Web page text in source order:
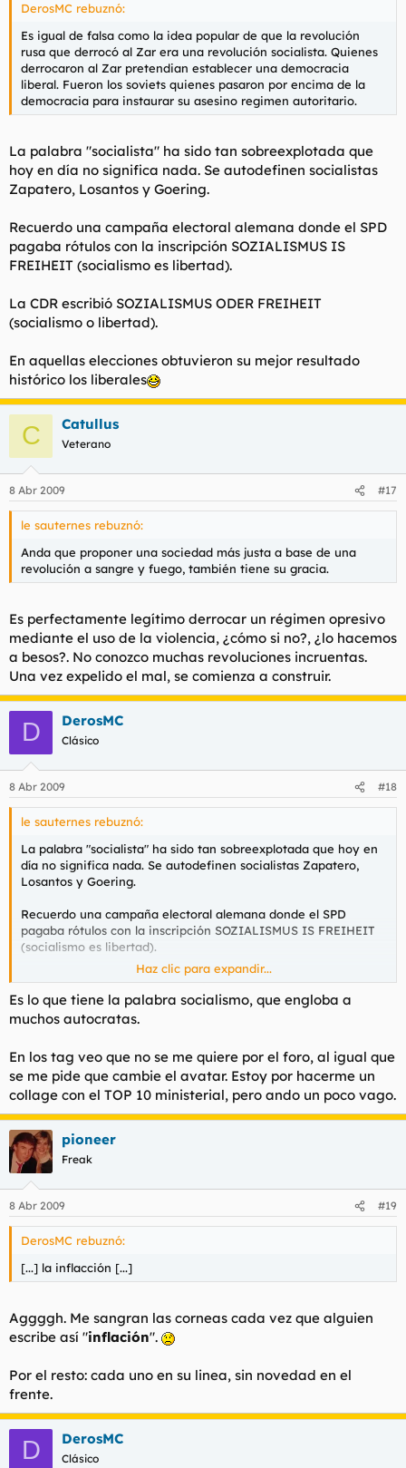
DerosMC rebuznó:
Es igual de falsa como la idea popular de que la revolución
rusa que derrocó al Zar era una revolución socialista. Quienes
derrocaron al Zar pretendian establecer una democracia
liberal. Fueron los soviets quienes pasaron por encima de la
democracia para instaurar su asesino regimen autoritario.
La palabra "socialista" ha sido tan sobreexplotada que
hoy en día no significa nada. Se autodefinen socialistas
Zapatero, Losantos y Goering.
Recuerdo una campaña electoral alemana donde el SPD
pagaba rótulos con la inscripción SOZIALISMUS IS
FREIHEIT (socialismo es libertad).
La CDR escribió SOZIALISMUS ODER FREIHEIT
(socialismo o libertad).
En aquellas elecciones obtuvieron su mejor resultado
histórico los liberales
C Catullus
Veterano
8 Abr 2009 #17
le sauternes rebuznó:
Anda que proponer una sociedad más justa a base de una
revolución a sangre y fuego, también tiene su gracia.
Es perfectamente legítimo derrocar un régimen opresivo
mediante el uso de la violencia, ¿cómo si no?, ¿lo hacemos
a besos?. No conozco muchas revoluciones incruentas.
Una vez expelido el mal, se comienza a construir.
D DerosMC
Clásico
8 Abr 2009 #18
le sauternes rebuznó:
La palabra "socialista" ha sido tan sobreexplotada que hoy en
día no significa nada. Se autodefinen socialistas Zapatero,
Losantos y Goering.
Recuerdo una campaña electoral alemana donde el SPD
pagaba rótulos con la inscripción SOZIALISMUS IS FREIHEIT
(socialismo es libertad).
La CDR escribió SOZIALISMUS ODER FREIHEIT (socialismo o
libertad).
En aquellas elecciones obtuvieron su mejor resultado histórico
Haz clic para expandir...
Es lo que tiene la palabra socialismo, que engloba a
muchos autocratas.
En los tag veo que no se me quiere por el foro, al igual que
se me pide que cambie el avatar. Estoy por hacerme un
collage con el TOP 10 ministerial, pero ando un poco vago.
pioneer
Freak
8 Abr 2009 #19
DerosMC rebuznó:
[...] la inflacción [...]
Aggggh. Me sangran las corneas cada vez que alguien
escribe así "inflación".
Por el resto: cada uno en su linea, sin novedad en el
frente.
D DerosMC
Clásico